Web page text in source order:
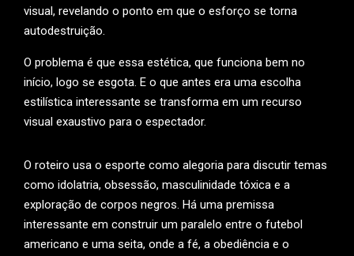
visual, revelando o ponto em que o esforço se torna
autodestruição.
O problema é que essa estética, que funciona bem no
início, logo se esgota. E o que antes era uma escolha
estilística interessante se transforma em um recurso
visual exaustivo para o espectador.
O roteiro usa o esporte como alegoria para discutir temas
como idolatria, obsessão, masculinidade tóxica e a
exploração de corpos negros. Há uma premissa
interessante em construir um paralelo entre o futebol
americano e uma seita, onde a fé, a obediência e o